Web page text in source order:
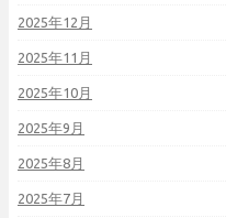
2025年12月
2025年11月
2025年10月
2025年9月
2025年8月
2025年7月